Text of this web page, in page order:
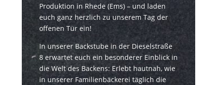
Produktion in Rhede (Ems) – und laden
euch ganz herzlich zu unserem Tag der
offenen Tür ein!
In unserer Backstube in der Dieselstraße
8 erwartet euch ein besonderer Einblick in
die Welt des Backens: Erlebt hautnah, wie
in unserer Familienbäckerei täglich die